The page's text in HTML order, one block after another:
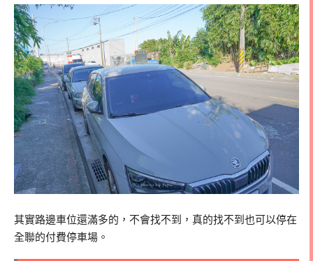
其實路邊車位還滿多的，不會找不到，真的找不到也可以停在
全聯的付費停車場。